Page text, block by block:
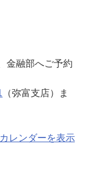
金融部へご予約
（弥富支店）ま
カレンダーを表示